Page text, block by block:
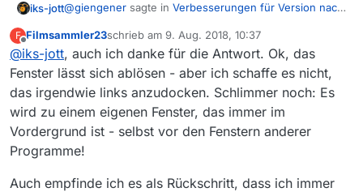
iks-jott@giengener sagte in Verbesserungen für Version nach
Ich hätte auch nichts dagegen wenn der Filter
wieder links zu finden wäre, statt rechts. So muss
man nicht ständig mit der Maus zwischen den
Buttons links und dem Filter rechts wechseln.
Hallo@Giengener
Wenn es nur darum geht, Filter ablösenund links
platzieren.
F
Offline
Filmsammler23schrieb am 9. Aug. 2018, 10:37
zuletzt editiert von
@iks-jott, auch ich danke für die Antwort. Ok, das
Fenster lässt sich ablösen - aber ich schaffe es nicht,
das irgendwie links anzudocken. Schlimmer noch: Es
wird zu einem eigenen Fenster, das immer im
Vordergrund ist - selbst vor den Fenstern anderer
Programme!
Auch empfinde ich es als Rückschritt, dass ich immer